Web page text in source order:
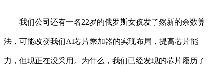
我们公司还有一名22岁的俄罗斯女孩发了然新的余数算
法，可能改变我们AI芯片乘加器的实现布局，提高芯片能
力，但现正在没采用。为什么，我们已经发现的芯片履历了